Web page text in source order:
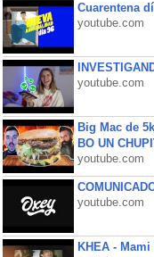
Cuarentena
youtube.com
youtube.com
Big Mac de
BO UN
youtube.com
youtube.com
KHEA -